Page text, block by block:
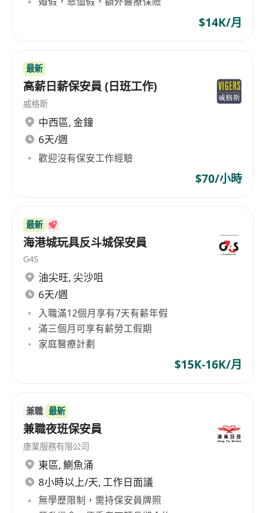
- 和諧及支援的工作環境
- 職業發展機會和晉升空間
快來加入我們，一同開創精彩的地產事業！
**聯繫人**:
6899-1910 陳先生
$14K/月
最新
高薪日薪保安員 (日班工作)
威格斯
中西區, 金鐘
6天/週
歡迎沒有保安工作經驗
$70/小時
最新
海港城玩具反斗城保安員
G4S
油尖旺, 尖沙咀
6天/週
入職滿12個月享有7天有薪年假
滿三個月可享有薪勞工假期
家庭醫療計劃
$15K-16K/月
兼職 最新
兼職夜班保安員
康業服務有限公司
東區, 鰂魚涌
8小時以上/天, 工作日面議
無學歷限制，需持保安員牌照